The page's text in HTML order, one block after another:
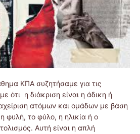
ΚΠΑ συζητήσαμε για τις
ότι η διάκριση είναι η άδικη ή
ατόμων και ομάδων με βάση
φυλή, το φύλο, η ηλικία ή ο
Αυτή είναι η απλή